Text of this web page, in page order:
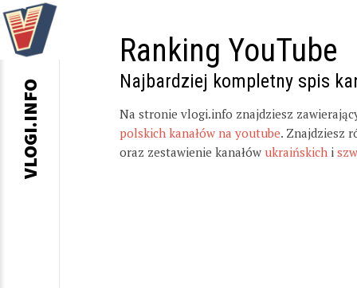
Ranking YouTube
Najbardziej kompletny spis
Na stronie vlogi.info znajdziesz
polskich kanałów na youtube. Znajdziesz
oraz zestawienie kanałów ukraińskich i
VLOGI.INFO